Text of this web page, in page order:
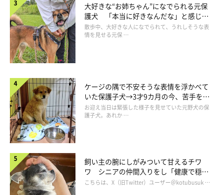
大好きな“お姉ちゃん”になでられる元保
護犬 「本当に好きなんだな」と感じる
表情にほっこり
散歩中、大好きな人になでられて、うれしそうな表
情を見せる元保 …
ケージの隅で不安そうな表情を浮かべて
いた保護子犬→3才9カ月の今、苦手を克
服し頼もしいコに成長！
お迎え当日は緊張した様子を見せていた元野犬の保
護子犬。あれか …
飼い主の腕にしがみついて甘えるチワ
ワ シニアの仲間入りをし「健康で穏や
かな暮らしが続いてほしい」と願う
こちらは、X（旧Twitter）ユーザー＠kotubusuk …